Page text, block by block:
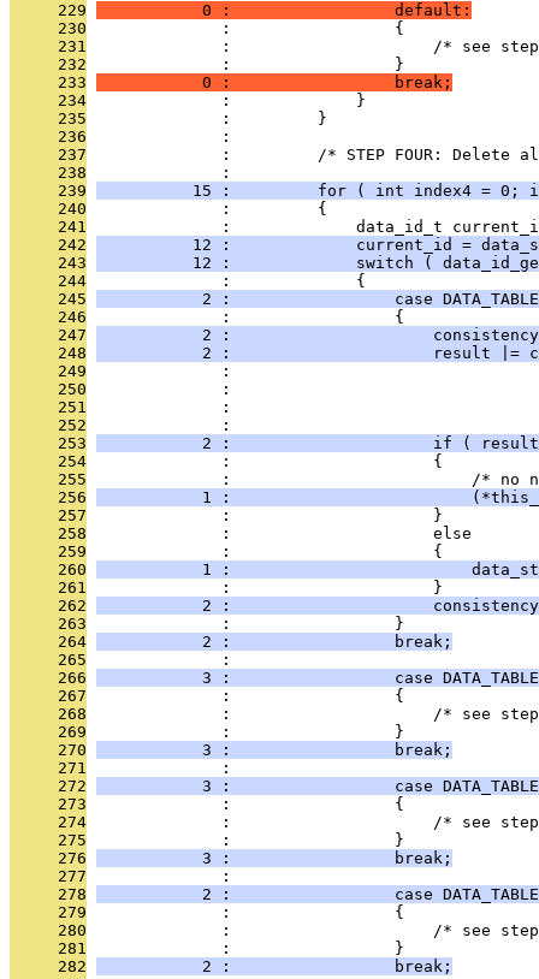
     229
           0 :                 default:
     230
              :                 {
     231
:                     /* see
     232
              :                 }
     233
           0 :                 break;
     234
              :             }
     235
              :         }
     236
              :
     237
:         /* STEP FOUR: Delete
     238
              :
     239
15 :         for ( int index4 = 0;
     240
              :         {
     241
:             data_id_t
     242
12 :             current_id =
     243
12 :             switch (
     244
              :             {
     245
2 :                 case
     246
              :                 {
     247
2 :
     248
2 :                     result |=
     249
:
     250
:
     251
:
     252
:
     253
2 :                     if (
     254
              :                     {
     255
:                         /* no
     256
1 :
     257
              :                     }
     258
              :                     else
     259
              :                     {
     260
1 :
     261
              :                     }
     262
2 :
     263
              :                 }
     264
           2 :                 break;
     265
              :
     266
3 :                 case
     267
              :                 {
     268
:                     /* see
     269
              :                 }
     270
           3 :                 break;
     271
              :
     272
3 :                 case
     273
              :                 {
     274
:                     /* see
     275
              :                 }
     276
           3 :                 break;
     277
              :
     278
2 :                 case
     279
              :                 {
     280
:                     /* see
     281
              :                 }
     282
           2 :                 break;